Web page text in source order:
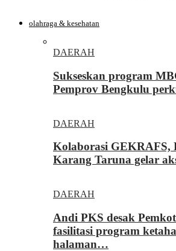
olahraga & kesehatan
DAERAH
Sukseskan program
Pemprov Bengkulu
DAERAH
Kolaborasi
Karang Taruna gelar
DAERAH
Andi PKS desak
fasilitasi program
halaman…